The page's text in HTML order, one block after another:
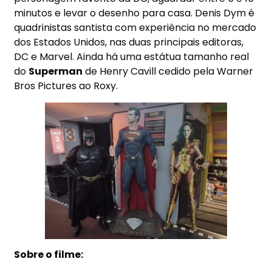
minutos e levar o desenho para casa. Denis Dym é
quadrinistas santista com experiência no mercado
dos Estados Unidos, nas duas principais editoras,
DC e Marvel. Ainda há uma estátua tamanho real
do Superman de Henry Cavill cedido pela Warner
Bros Pictures ao Roxy.
Sobre o filme: